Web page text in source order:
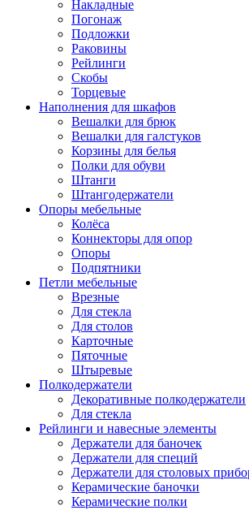
Накладные
Погонаж
Подложки
Раковины
Рейлинги
Скобы
Торцевые
Наполнения для шкафов
Вешалки для брюк
Вешалки для галстуков
Корзины для белья
Полки для обуви
Штанги
Штангодержатели
Опоры мебельные
Колёса
Коннекторы для опор
Опоры
Подпятники
Петли мебельные
Врезные
Для стекла
Для столов
Карточные
Пяточные
Штыревые
Полкодержатели
Декоративные полкодержатели
Для стекла
Рейлинги и навесные элементы
Держатели для баночек
Держатели для специй
Держатели для столовых
Керамические баночки
Керамические полки